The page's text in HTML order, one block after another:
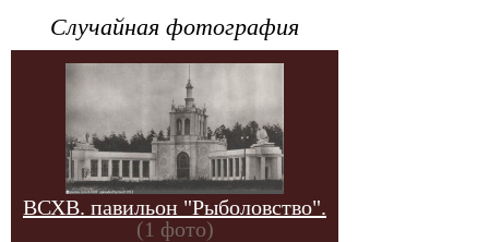
Случайная фотография
ВСХВ. павильон "Рыболовство".
(1 фото)